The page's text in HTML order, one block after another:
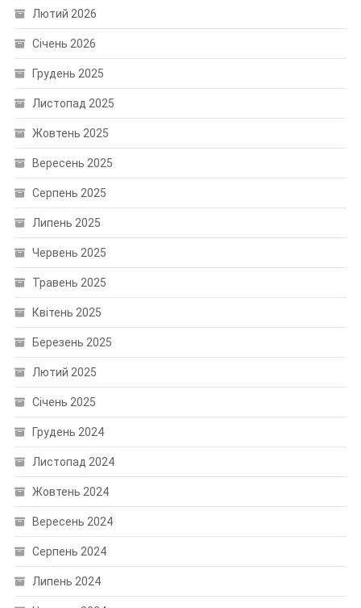
Лютий 2026
Січень 2026
Грудень 2025
Листопад 2025
Жовтень 2025
Вересень 2025
Серпень 2025
Липень 2025
Червень 2025
Травень 2025
Квітень 2025
Березень 2025
Лютий 2025
Січень 2025
Грудень 2024
Листопад 2024
Жовтень 2024
Вересень 2024
Серпень 2024
Липень 2024